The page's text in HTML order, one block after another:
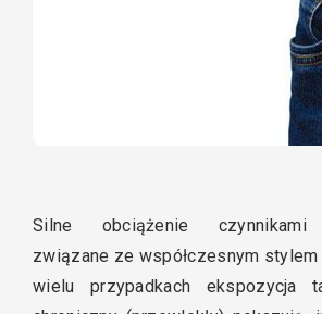
Silne obciążenie czynnikami
związane ze współczesnym
wielu przypadkach ekspozycja